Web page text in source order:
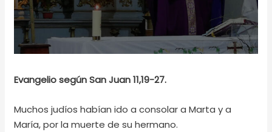
Evangelio según San Juan 11,19-27.
Muchos judíos habían ido a consolar a Marta y a
María, por la muerte de su hermano.